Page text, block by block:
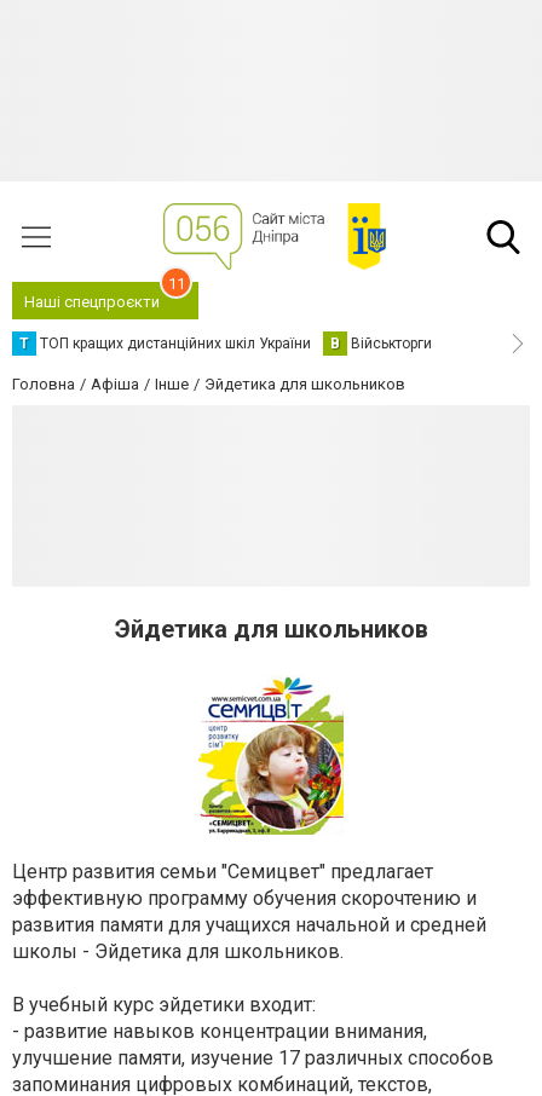
Наші спецпроєкти
11
Т ТОП кращих дистанційних шкіл України В Військторги
Головна Афіша Інше Эйдетика для школьников
Эйдетика для школьников
Центр развития семьи "Семицвет" предлагает
эффективную программу обучения скорочтению и
развития памяти для учащихся начальной и средней
школы - Эйдетика для школьников.
В учебный курс эйдетики входит:
- развитие навыков концентрации внимания,
улучшение памяти, изучение 17 различных способов
запоминания цифровых комбинаций, текстов,